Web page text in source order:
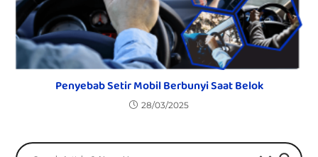
Penyebab Setir Mobil Berbunyi Saat Belok
28/03/2025